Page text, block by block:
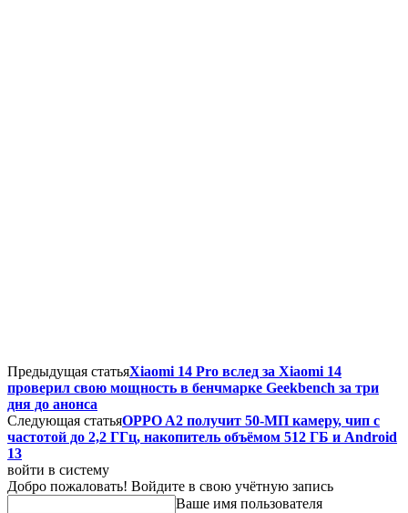
Предыдущая статьяXiaomi 14 Pro вслед за Xiaomi 14
проверил свою мощность в бенчмарке Geekbench за три
дня до анонса
Следующая статьяOPPO A2 получит 50-МП камеру, чип с
частотой до 2,2 ГГц, накопитель объёмом 512 ГБ и Android
13
войти в систему
Добро пожаловать! Войдите в свою учётную запись
Ваше имя пользователя